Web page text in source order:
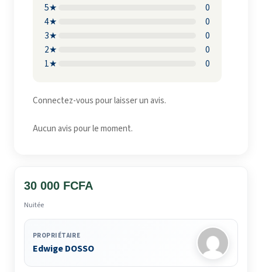
5★
0
4★
0
3★
0
2★
0
1★
0
Connectez-vous pour laisser un avis.
Aucun avis pour le moment.
30 000 FCFA
Nuitée
PROPRIÉTAIRE
Edwige DOSSO